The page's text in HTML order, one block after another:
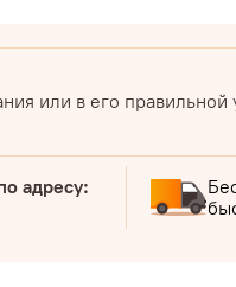
или в его правильной
адресу: